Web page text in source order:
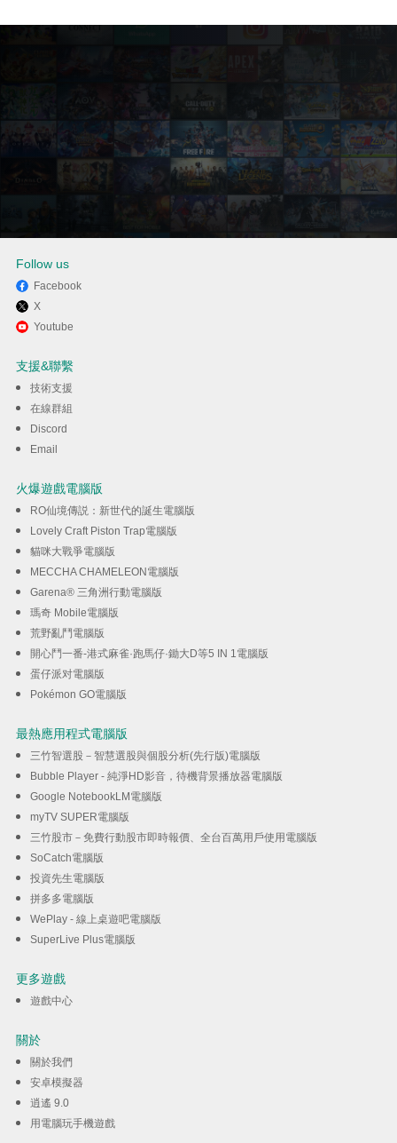
透過逍遙享受在電腦上玩Twerk
Race 3D 抖臀跑酷遊戲
Follow us
Facebook
X
Youtube
支援&聯繫
技術支援
在線群組
Discord
Email
火爆遊戲電腦版
RO仙境傳説：新世代的誕生電腦版
Lovely Craft Piston Trap電腦版
貓咪大戰爭電腦版
MECCHA CHAMELEON電腦版
Garena® 三角洲行動電腦版
瑪奇 Mobile電腦版
荒野亂鬥電腦版
開心鬥一番-港式麻雀·跑馬仔·鋤大D等5 IN 1電腦版
蛋仔派对電腦版
Pokémon GO電腦版
最熱應用程式電腦版
三竹智選股－智慧選股與個股分析(先行版)電腦版
Bubble Player - 純淨HD影音，待機背景播放器電腦版
Google NotebookLM電腦版
myTV SUPER電腦版
三竹股市－免費行動股市即時報價、全台百萬用戶使用電腦版
SoCatch電腦版
投資先生電腦版
拼多多電腦版
WePlay - 線上桌遊吧電腦版
SuperLive Plus電腦版
更多遊戲
遊戲中心
關於
關於我們
安卓模擬器
逍遙 9.0
用電腦玩手機遊戲